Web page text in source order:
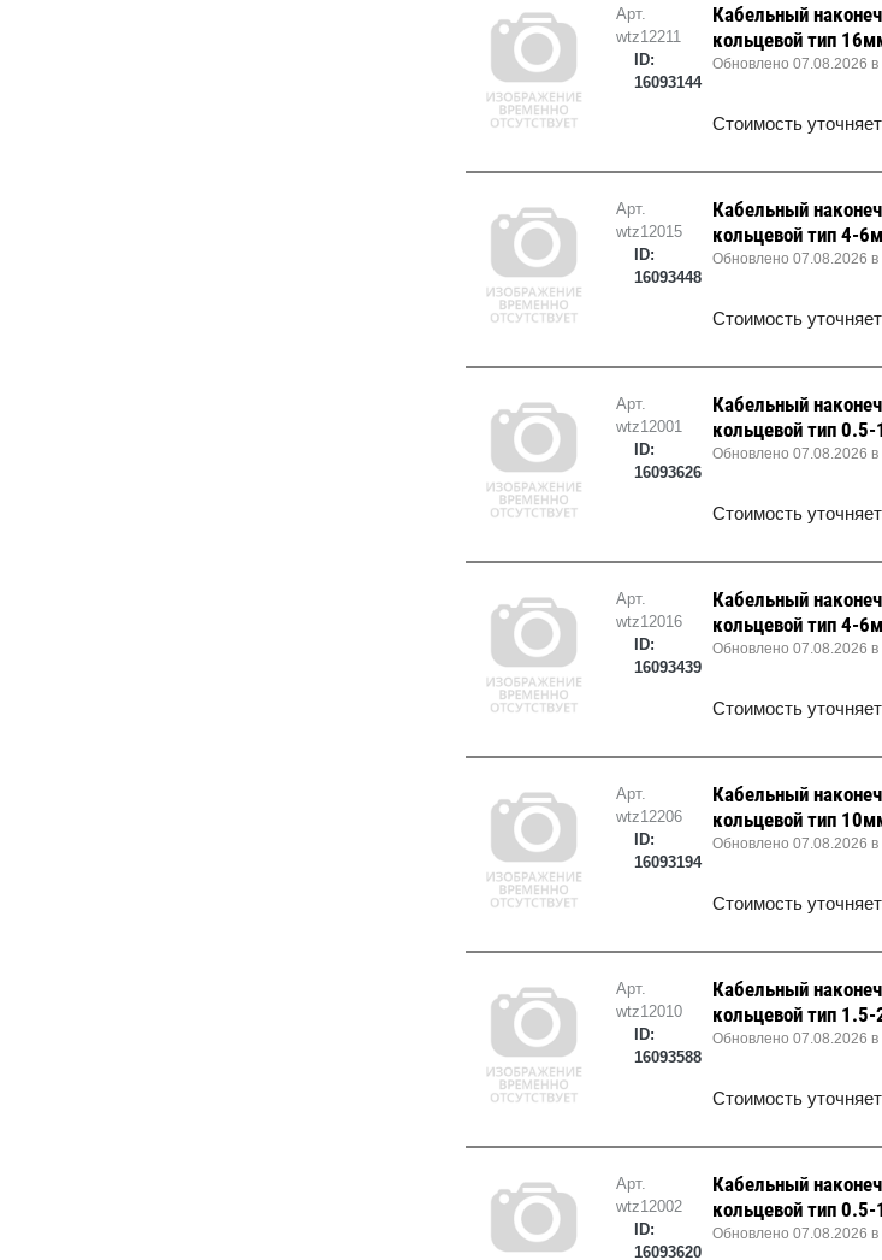
Арт.
wtz12211
ID:
16093144
Кабельный
кольцевой тип
Обновлено 07.08.2026 в
Стоимость
Арт.
wtz12015
ID:
16093448
Кабельный
кольцевой тип 4-
Обновлено 07.08.2026 в
Стоимость
Арт.
wtz12001
ID:
16093626
Кабельный
кольцевой тип
Обновлено 07.08.2026 в
Стоимость
Арт.
wtz12016
ID:
16093439
Кабельный
кольцевой тип 4-
Обновлено 07.08.2026 в
Стоимость
Арт.
wtz12206
ID:
16093194
Кабельный
кольцевой тип
Обновлено 07.08.2026 в
Стоимость
Арт.
wtz12010
ID:
16093588
Кабельный
кольцевой тип
Обновлено 07.08.2026 в
Стоимость
Арт.
wtz12002
ID:
16093620
Кабельный
кольцевой тип
Обновлено 07.08.2026 в